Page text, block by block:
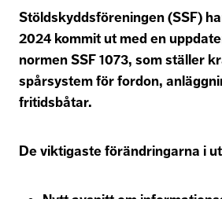
Stöldskyddsföreningen (SSF)
2024 kommit ut med en
normen SSF 1073, som ställer
spårsystem för fordon,
fritidsbåtar.
De viktigaste förändringarna i